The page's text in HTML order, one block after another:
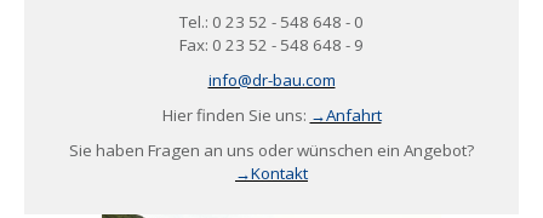
Tel.: 0 23 52 - 548 648 - 0
Fax: 0 23 52 - 548 648 - 9
info@dr-bau.com
Hier finden Sie uns: →Anfahrt
Sie haben Fragen an uns oder wünschen ein Angebot?
→Kontakt